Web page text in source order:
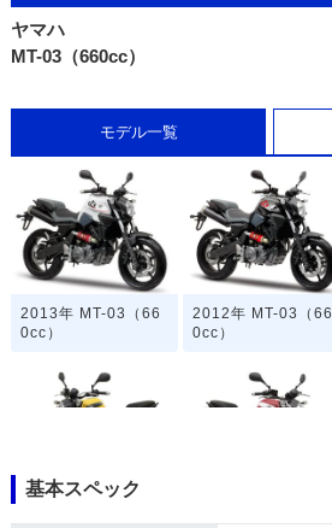
ヤマハ
MT-03（660cc）
モデル一覧
2013年 MT-03（66
0cc）
2012年 MT-03（66
0cc）
基本スペック